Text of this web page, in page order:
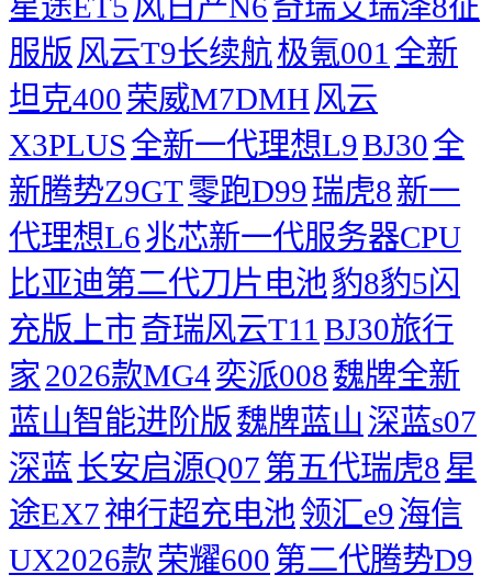
服版 风云T9长续航极氪001 全新
坦克400荣威M7DMH 风云
X3PLUS全新一代理想L9BJ30全
新腾势Z9GT零跑D99瑞虎8新一
代理想L6兆芯新一代服务器CPU
比亚迪第二代刀片电池豹8豹5闪
充版上市奇瑞风云T11 BJ30旅行
家 2026款MG4奕派008魏牌全新
蓝山智能进阶版魏牌蓝山 深蓝s07
深蓝长安启源Q07第五代瑞虎8星
途EX7神行超充电池领汇e9海信
UX2026款荣耀600第二代腾势D9